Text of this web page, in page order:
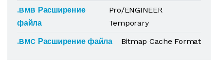
.BMB Расширение
файла
Pro/ENGINEER
Temporary
.BMC Расширение файла
Bitmap Cache Format